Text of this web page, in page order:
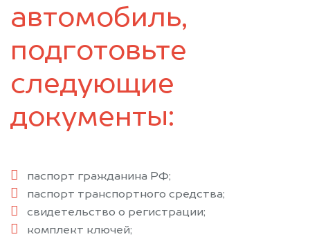
автомобиль,
подготовьте
следующие
документы:
паспорт гражданина РФ;
паспорт транспортного средства;
свидетельство о регистрации;
комплект ключей;